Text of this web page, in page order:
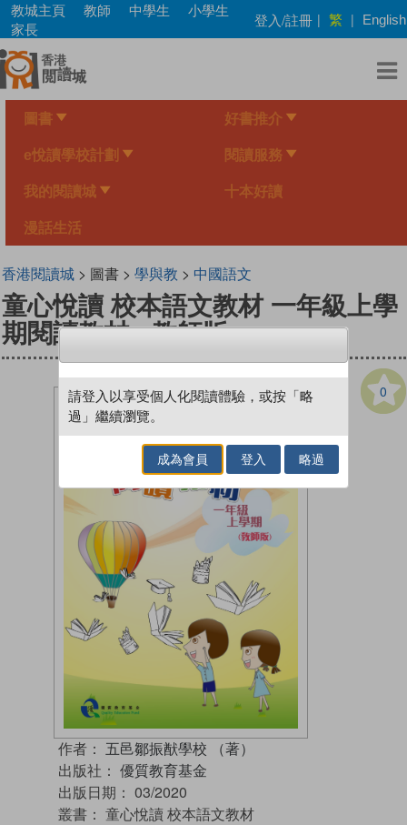
Skip
main
content
教城主頁 教師 中學生
小學生
家長
登入/註冊 | 繁 | English
圖書 好書推介
e悅讀學校計劃 閱讀服務
我的閱讀城 十本好讀
漫話生活
香港閱讀城> 圖書 > 學與教 > 中國語文
童心悅讀 校本語文教材 一年級上學
期閱讀教材 - 教師版
0
作者： 五邑鄒振猷學校 （著）
出版社： 優質教育基金
出版日期： 03/2020
叢書： 童心悅讀 校本語文教材
請登入以享受個人化閱讀體驗，或按「略
過」繼續瀏覽。
成為會員 登入 略過